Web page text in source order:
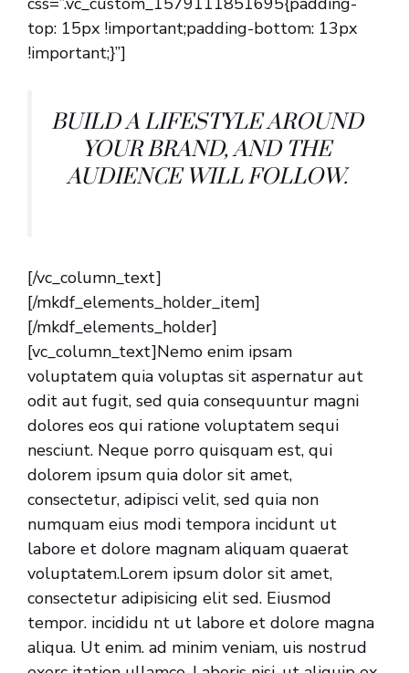
top: 15px !important;padding-bottom: 13px
!important;}”]
BUILD A LIFESTYLE AROUND
YOUR BRAND, AND THE
AUDIENCE WILL FOLLOW.
[/vc_column_text]
[/mkdf_elements_holder_item]
[/mkdf_elements_holder]
[vc_column_text]Nemo enim ipsam
voluptatem quia voluptas sit aspernatur aut
odit aut fugit, sed quia consequuntur magni
dolores eos qui ratione voluptatem sequi
nesciunt. Neque porro quisquam est, qui
dolorem ipsum quia dolor sit amet,
consectetur, adipisci velit, sed quia non
numquam eius modi tempora incidunt ut
labore et dolore magnam aliquam quaerat
voluptatem.Lorem ipsum dolor sit amet,
consectetur adipisicing elit sed. Eiusmod
tempor. incididu nt ut labore et dolore magna
aliqua. Ut enim. ad minim veniam, uis nostrud